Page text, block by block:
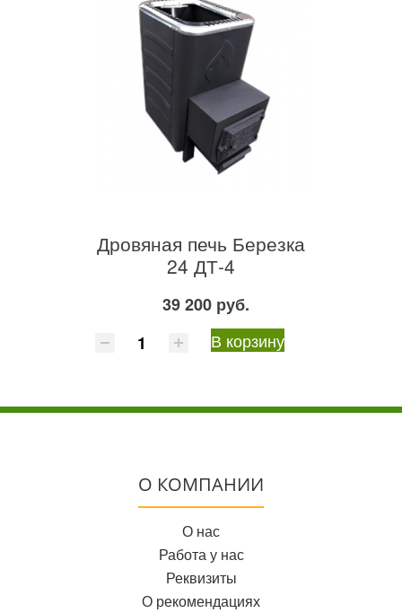
Дровяная печь Березка
24 ДТ-4
39 200 руб.
В корзину
О КОМПАНИИ
О нас
Работа у нас
Реквизиты
О рекомендациях